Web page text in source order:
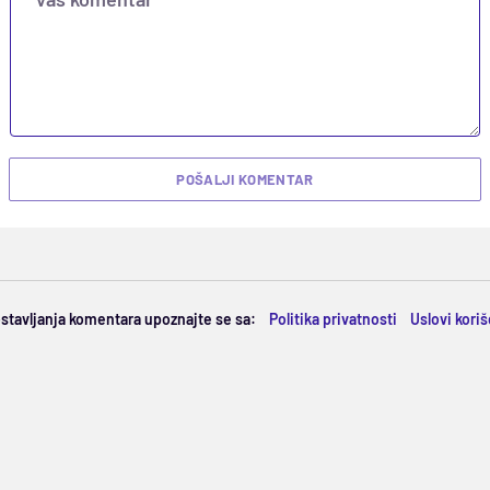
POŠALJI KOMENTAR
komentara upoznajte se sa: Politika privatnosti Uslovi